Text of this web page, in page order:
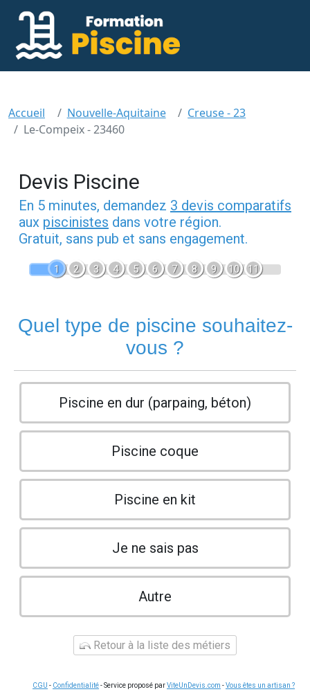
Accueil Nouvelle-Aquitaine
Creuse - 23
Le-Compeix - 23460
Devis Piscine
En 5 minutes, demandez 3 devis comparatifs
aux piscinistes dans votre région.
Gratuit, sans pub et sans engagement.
1 2 3 4 5 6 7 8 9 10 11
Quel type de piscine souhaitez-
vous ?
Piscine en dur (parpaing, béton)
Piscine coque
Piscine en kit
Je ne sais pas
Autre
Retour à la liste des métiers
CGU - Confidentialité- Service proposé parViteUnDevis.com -Vous êtes un artisan ?